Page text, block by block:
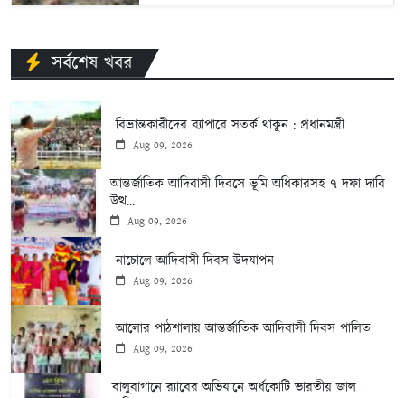
সর্বশেষ খবর
বিভ্রান্তকারীদের ব্যাপারে সতর্ক থাকুন : প্রধানমন্ত্রী
Aug 09, 2026
আন্তর্জাতিক আদিবাসী দিবসে ভূমি অধিকারসহ ৭ দফা দাবি
উত্থ...
Aug 09, 2026
নাচোলে আদিবাসী দিবস উদযাপন
Aug 09, 2026
আলোর পাঠশালায় আন্তর্জাতিক আদিবাসী দিবস পালিত
Aug 09, 2026
বালুবাগানে র‌্যাবের অভিযানে অর্ধকোটি ভারতীয় জাল